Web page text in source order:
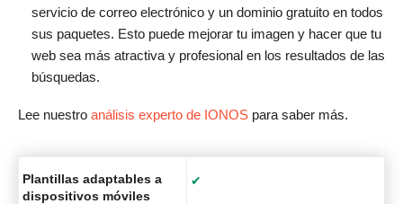
servicio de correo electrónico y un dominio gratuito en todos
sus paquetes. Esto puede mejorar tu imagen y hacer que tu
web sea más atractiva y profesional en los resultados de las
búsquedas.
Lee nuestro análisis experto de IONOS para saber más.
Plantillas adaptables a
dispositivos móviles
✔